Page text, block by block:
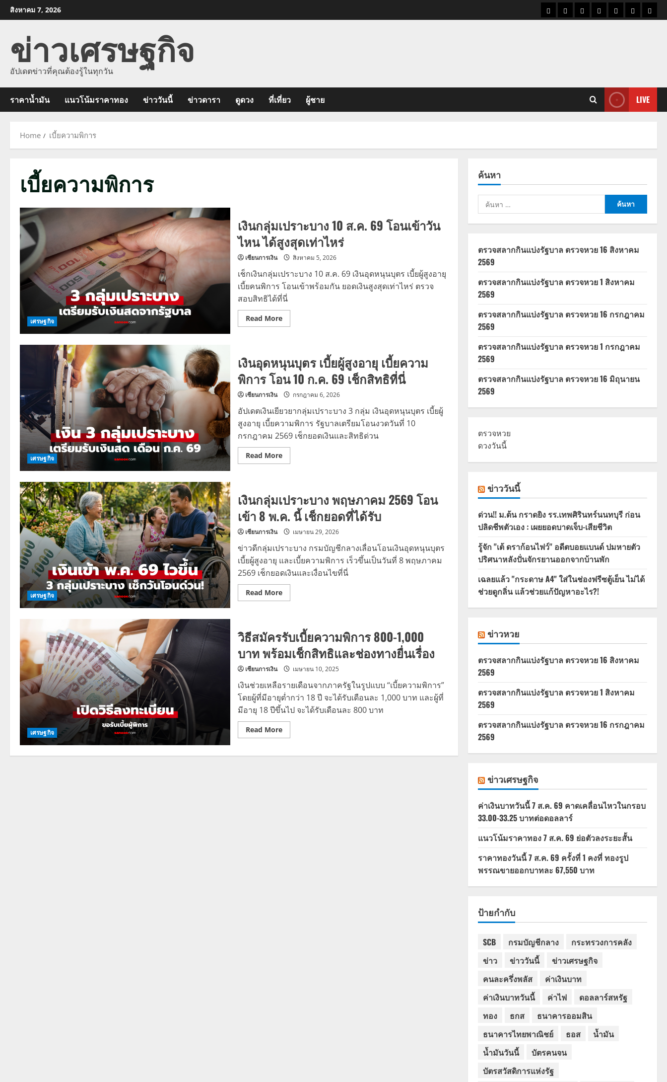
Skip
to
สิงหาคม 7, 2026
ราคาแนว
ข่าว
ข่าว
ดูด
ที่
ผู้ชา
ข่าวเศรษฐกิจ
อัปเดตข่าวที่คุณต้องรู้ในทุกวัน
ราคาน้ำมัน แนวโน้มราคาทอง ข่าววันนี้ ข่าวดารา ดูดวง ที่เที่ยว ผู้ชาย LIVE
Home เบี้ยความพิการ
เบี้ยความพิการ
เศรษฐกิจ
เงินกลุ่มเปราะบาง 10 ส.ค. 69 โอนเข้าวัน
ไหน ได้สูงสุดเท่าไหร่
เซียนการเงิน สิงหาคม 5, 2026
เช็กเงินกลุ่มเปราะบาง 10 ส.ค. 69 เงินอุดหนุนบุตร เบี้ยผู้สูงอายุ
เบี้ยคนพิการ โอนเข้าพร้อมกัน ยอดเงินสูงสุดเท่าไหร่ ตรวจ
สอบสิทธิได้ที่นี่
Read MoreRead
more
บาง
10
ส.ค.
69
โอน
เข้า
ไหน
ได้
สูงสุด
เท่า
ไหร่
เศรษฐกิจ
เงินอุดหนุนบุตร เบี้ยผู้สูงอายุ เบี้ยความ
พิการ โอน 10 ก.ค. 69 เช็กสิทธิที่นี่
เซียนการเงิน กรกฎาคม 6, 2026
อัปเดตเงินเยียวยากลุ่มเปราะบาง 3 กลุ่ม เงินอุดหนุนบุตร เบี้ยผู้
สูงอายุ เบี้ยความพิการ รัฐบาลเตรียมโอนงวดวันที่ 10
กรกฎาคม 2569 เช็กยอดเงินและสิทธิด่วน
Read MoreRead
more
เบี้ย
ผู้
อายุ
เบี้ย
ความ
โอน
10
ก.ค.
69
เช็
ทธิ
ที่
นี่
เศรษฐกิจ
เงินกลุ่มเปราะบาง พฤษภาคม 2569 โอน
เข้า 8 พ.ค. นี้ เช็กยอดที่ได้รับ
เซียนการเงิน เมษายน 29, 2026
ข่าวดีกลุ่มเปราะบาง กรมบัญชีกลางเลื่อนโอนเงินอุดหนุนบุตร
เบี้ยผู้สูงอายุ และเบี้ยความพิการ เร็วขึ้นเป็นวันที่ 8 พฤษภาคม
2569 เช็กยอดเงินและเงื่อนไขที่นี่
Read MoreRead
more
บาง
พฤษภาคม
โอน
เข้า
8
นี้
เช็ก
ยอด
ที่
ได้
เศรษฐกิจ
วิธีสมัครรับเบี้ยความพิการ 800-1,000
บาท พร้อมเช็กสิทธิและช่องทางยื่นเรื่อง
เซียนการเงิน เมษายน 10, 2025
เงินช่วยเหลือรายเดือนจากภาครัฐในรูปแบบ “เบี้ยความพิการ”
โดยผู้ที่มีอายุต่ำกว่า 18 ปี จะได้รับเดือนละ 1,000 บาท และผู้ที่
มีอายุ 18 ปีขึ้นไป จะได้รับเดือนละ 800 บาท
Read MoreRead
more
สมัคร
ค้นหา
ค้นหา
สำหรับ:
ตรวจสลากกินแบ่งรัฐบาล ตรวจหวย 16 สิงหาคม
2569
ตรวจสลากกินแบ่งรัฐบาล ตรวจหวย 1 สิงหาคม
2569
ตรวจสลากกินแบ่งรัฐบาล ตรวจหวย 16 กรกฎาคม
2569
ตรวจสลากกินแบ่งรัฐบาล ตรวจหวย 1 กรกฎาคม
2569
ตรวจสลากกินแบ่งรัฐบาล ตรวจหวย 16 มิถุนายน
2569
ตรวจหวย
ดวงวันนี้
ข่าววันนี้
ด่วน!! ม.ต้น กราดยิง รร.เทพศิรินทร์นนทบุรี ก่อน
ปลิดชีพตัวเอง : เผยยอดบาดเจ็บ-เสียชีวิต
รู้จัก "เต้ ดราก้อนไฟว์" อดีตบอยแบนด์ ปมหายตัว
ปริศนาหลังปั่นจักรยานออกจากบ้านพัก
เฉลยแล้ว "กระดาษ A4" ใส่ในช่องฟรีซตู้เย็น ไม่ได้
ช่วยดูกลิ่น แล้วช่วยแก้ปัญหาอะไร?!
ข่าวหวย
ตรวจสลากกินแบ่งรัฐบาล ตรวจหวย 16 สิงหาคม
2569
ตรวจสลากกินแบ่งรัฐบาล ตรวจหวย 1 สิงหาคม
2569
ตรวจสลากกินแบ่งรัฐบาล ตรวจหวย 16 กรกฎาคม
2569
ข่าวเศรษฐกิจ
ค่าเงินบาทวันนี้ 7 ส.ค. 69 คาดเคลื่อนไหวในกรอบ
33.00-33.25 บาทต่อดอลลาร์
แนวโน้มราคาทอง 7 ส.ค. 69 ย่อตัวลงระยะสั้น
ราคาทองวันนี้ 7 ส.ค. 69 ครั้งที่ 1 คงที่ ทองรูป
พรรณขายออกบาทละ 67,550 บาท
ป้ายกำกับ
SCB กรมบัญชีกลาง
กระทรวงการคลัง
ข่าว
ข่าววันนี้
ข่าวเศรษฐกิจ
คนละครึ่งพลัส
ค่าเงินบาท
ค่าเงินบาทวันนี้
ค่าไฟ
ดอลลาร์สหรัฐ
ทอง
ธกส
ธนาคารออมสิน
ธนาคารไทยพาณิชย์
ธอส
น้ำมัน
น้ำมันวันนี้
บัตรคนจน
บัตรสวัสดิการแห่งรัฐ